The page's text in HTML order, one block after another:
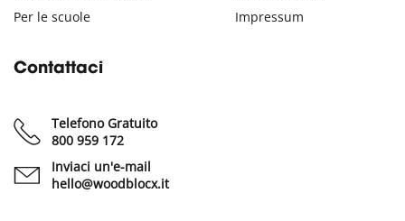
Per le scuole
Impressum
Contattaci
Telefono Gratuito
800 959 172
Inviaci un'e-mail
hello@woodblocx.it